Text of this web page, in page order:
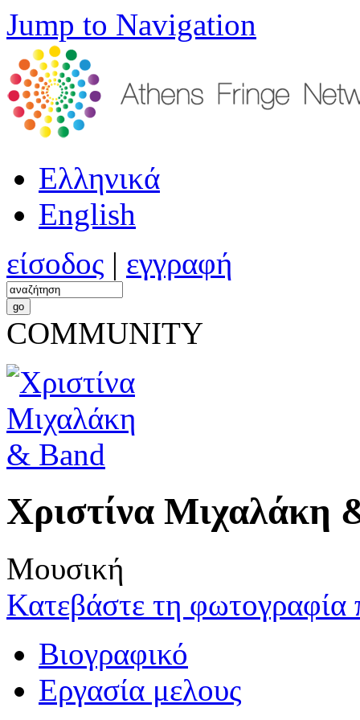
Jump to Navigation
Ελληνικά
English
είσοδος | εγγραφή
COMMUNITY
Χριστίνα Μιχαλάκη
Μουσική
Κατεβάστε τη φωτογραφία
Βιογραφικό
Εργασία μελους